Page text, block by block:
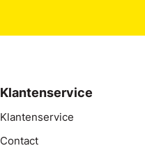
Klantenservice
Klantenservice
Contact